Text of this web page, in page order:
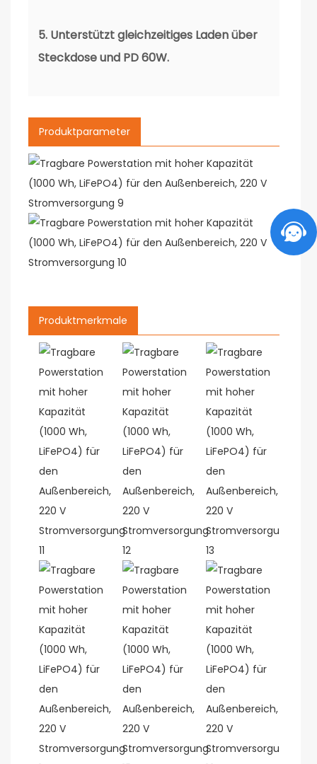
5. Unterstützt gleichzeitiges Laden über
Steckdose und PD 60W.
Produktparameter
Produktmerkmale